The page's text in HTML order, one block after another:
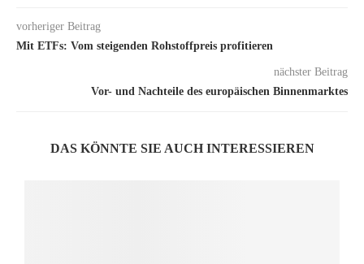
vorheriger Beitrag
Mit ETFs: Vom steigenden Rohstoffpreis profitieren
nächster Beitrag
Vor- und Nachteile des europäischen Binnenmarktes
DAS KÖNNTE SIE AUCH INTERESSIEREN